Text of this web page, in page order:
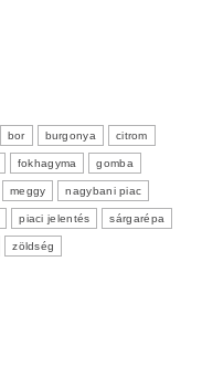
bor burgonya citrom
fokhagyma gomba
meggy nagybani piac
piaci jelentés sárgarépa
zöldség